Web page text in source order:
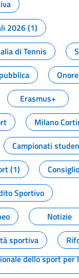
2026 (1)
di Tennis
Erasmus+
Milano
Campionati
(1)
Sportivo
Notizie
sportiva
dello sport per